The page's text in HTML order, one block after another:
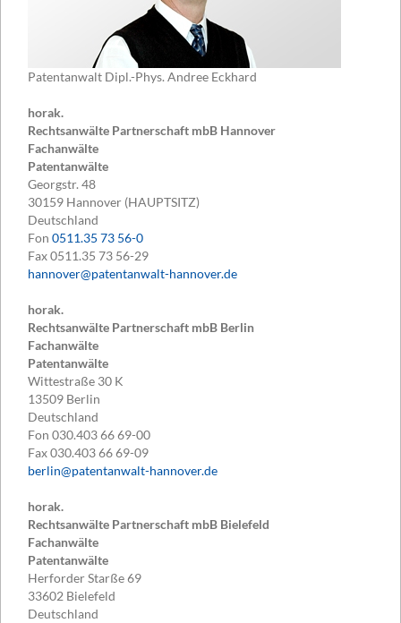
Patentanwalt Dipl.-Phys. Andree Eckhard
horak.
Rechtsanwälte Partnerschaft mbB Hannover
Fachanwälte
Patentanwälte
Georgstr. 48
30159 Hannover (HAUPTSITZ)
Deutschland
Fon 0511.35 73 56-0
Fax0511.35 73 56-29
hannover@patentanwalt-hannover.de
horak.
Rechtsanwälte Partnerschaft mbB Berlin
Fachanwälte
Patentanwälte
Wittestraße 30 K
13509 Berlin
Deutschland
Fon 030.403 66 69-00
Fax030.403 66 69-09
berlin@patentanwalt-hannover.de
horak.
Rechtsanwälte Partnerschaft mbB Bielefeld
Fachanwälte
Patentanwälte
Herforder Starße 69
33602 Bielefeld
Deutschland